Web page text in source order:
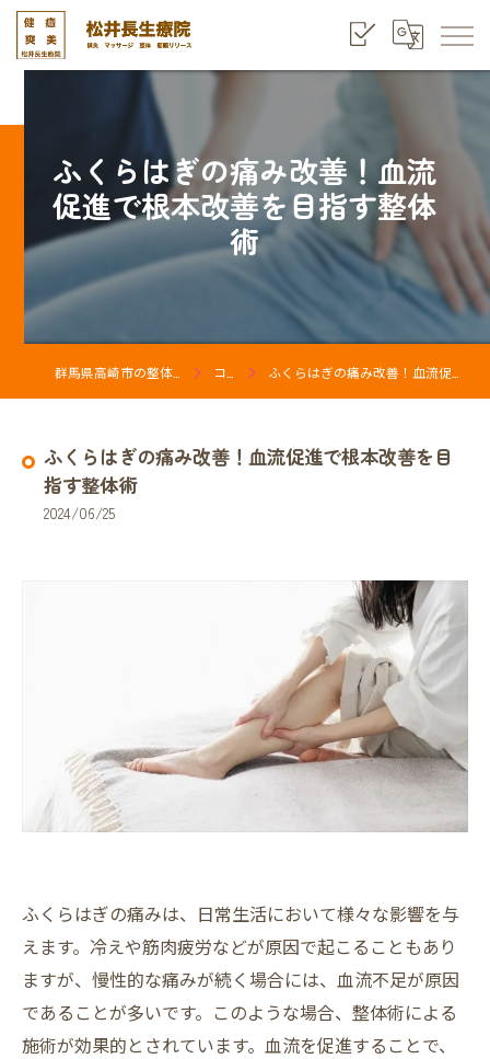
ふくらはぎの痛み改善！血流
促進で根本改善を目指す整体
術
コラム ふくらはぎの痛み改善！血流促進で根本改善を目指す整体術
ふくらはぎの痛み改善！血流促進で根本改善を目
指す整体術
2024/06/25
ふくらはぎの痛みは、日常生活において様々な影響を与
えます。冷えや筋肉疲労などが原因で起こることもあり
ますが、慢性的な痛みが続く場合には、血流不足が原因
であることが多いです。このような場合、整体術による
施術が効果的とされています。血流を促進することで、